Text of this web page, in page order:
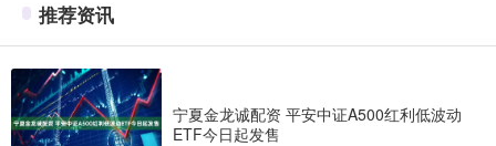
推荐资讯
宁夏金龙诚配资 平安中证A500红利低波动
ETF今日起发售